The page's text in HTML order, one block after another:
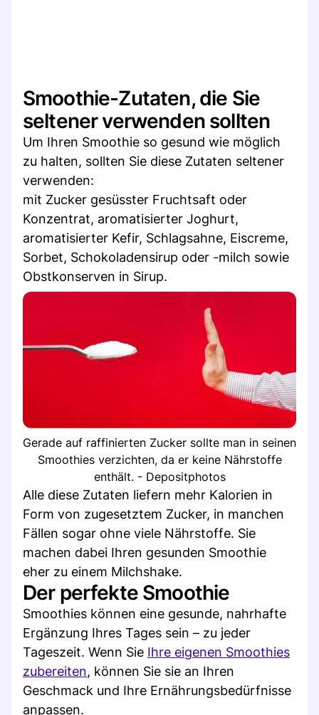
Smoothie-Zutaten, die Sie
seltener verwenden sollten
Um Ihren Smoothie so gesund wie möglich
zu halten, sollten Sie diese Zutaten seltener
verwenden:
mit Zucker gesüsster Fruchtsaft oder
Konzentrat, aromatisierter Joghurt,
aromatisierter Kefir, Schlagsahne, Eiscreme,
Sorbet, Schokoladensirup oder -milch sowie
Obstkonserven in Sirup.
Gerade auf raffinierten Zucker sollte man in seinen
Smoothies verzichten, da er keine Nährstoffe
enthält. - Depositphotos
Alle diese Zutaten liefern mehr Kalorien in
Form von zugesetztem Zucker, in manchen
Fällen sogar ohne viele Nährstoffe. Sie
machen dabei Ihren gesunden Smoothie
eher zu einem Milchshake.
Der perfekte Smoothie
Smoothies können eine gesunde, nahrhafte
Ergänzung Ihres Tages sein – zu jeder
Tageszeit. Wenn Sie Ihre eigenen Smoothies
zubereiten, können Sie sie an Ihren
Geschmack und Ihre Ernährungsbedürfnisse
anpassen.